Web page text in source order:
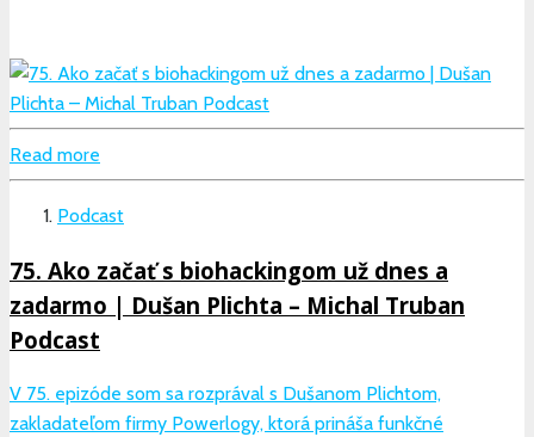
Read more
Podcast
75. Ako začať s biohackingom už dnes a
zadarmo | Dušan Plichta – Michal Truban
Podcast
V 75. epizóde som sa rozprával s Dušanom Plichtom,
zakladateľom firmy Powerlogy, ktorá prináša funkčné